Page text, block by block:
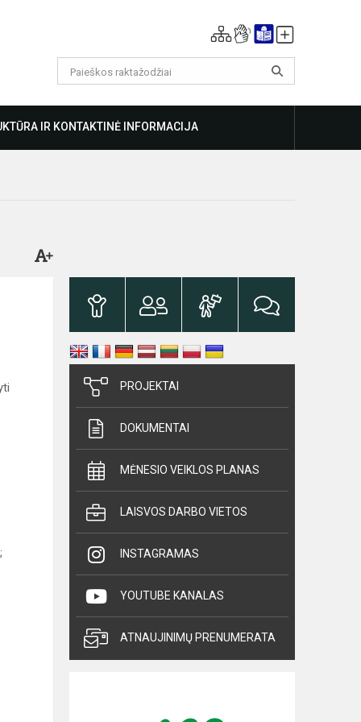
IR KONTAKTINĖ INFORMACIJA
PROJEKTAI
DOKUMENTAI
MĖNESIO VEIKLOS PLANAS
LAISVOS DARBO VIETOS
INSTAGRAMAS
YOUTUBE KANALAS
ATNAUJINIMŲ PRENUMERATA